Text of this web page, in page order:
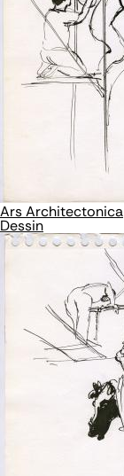
Ars Architectonica
Dessin